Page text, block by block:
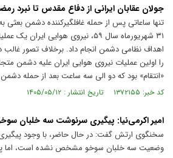
جولان عقابان ایرانی از دفاع مقدس تا نبرد
۳۱ شهریورماه سال ۵۹، نیروی هوایی
را اولین عملیات نیروی هوایی ایران علیه دشمن
«انتقام» بود که دو الی سه ساعت بعد از حمله
کد خبر: ۱۳۷۲۱۵۵ تاریخ انتشار : ۱۴۰۵/۰۵/۱۲
امیر اکرمی‌نیا: پیگیری سرنوشت سه خلبان
سخنگوی ارتش گفت: در حال حاضر، با وجود
وضعیت سه خلبان سوخو مشخص نشده است، اما